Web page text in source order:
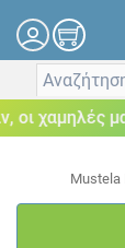
χαμηλές
Mustela